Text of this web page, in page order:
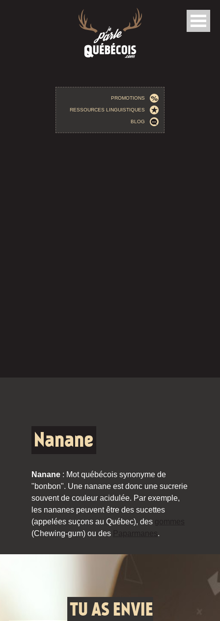
PROMOTIONS
RESSOURCES LINGUISTIQUES
BLOG
Nanane
Nanane : Mot québécois synonyme de
"bonbon". Une nanane est donc une sucrerie
souvent de couleur acidulée. Par exemple,
les nananes peuvent être des sucettes
(appelées suçons au Québec), des
(Chewing-gum) ou des
.
TU AS ENVIE